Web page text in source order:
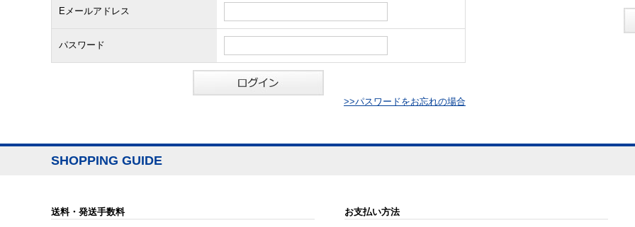
Eメールアドレス
パスワード
>>パスワードをお忘れの場合
SHOPPING GUIDE
送料・発送手数料
お支払い方法